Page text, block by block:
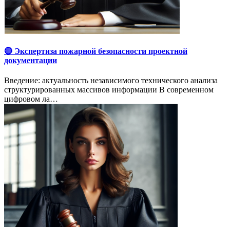
🔴 Экспертиза пожарной безопасности проектной
документации
Введение: актуальность независимого технического анализа
структурированных массивов информации В современном
цифровом ла…